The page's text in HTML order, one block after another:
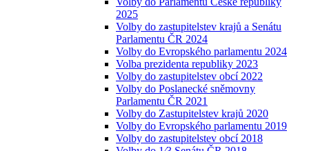
2025
Volby do zastupitelstev krajů a Senátu
Parlamentu ČR 2024
Volby do Evropského parlamentu 2024
Volba prezidenta republiky 2023
Volby do zastupitelstev obcí 2022
Volby do Poslanecké sněmovny
Parlamentu ČR 2021
Volby do Zastupitelstev krajů 2020
Volby do Evropského parlamentu 2019
Volby do zastupitelstev obcí 2018